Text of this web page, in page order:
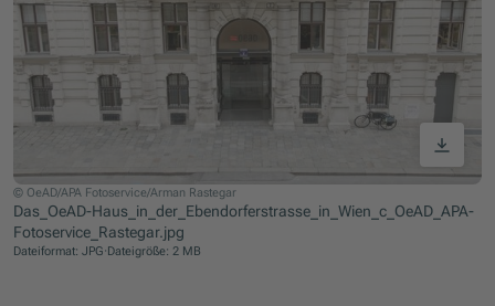
© OeAD/APA Fotoservice/Arman Rastegar
Das_OeAD-Haus_in_der_Ebendorferstrasse_in_Wien_c_OeAD_APA-
Fotoservice_Rastegar.jpg
Dateiformat: JPG·Dateigröße: 2 MB